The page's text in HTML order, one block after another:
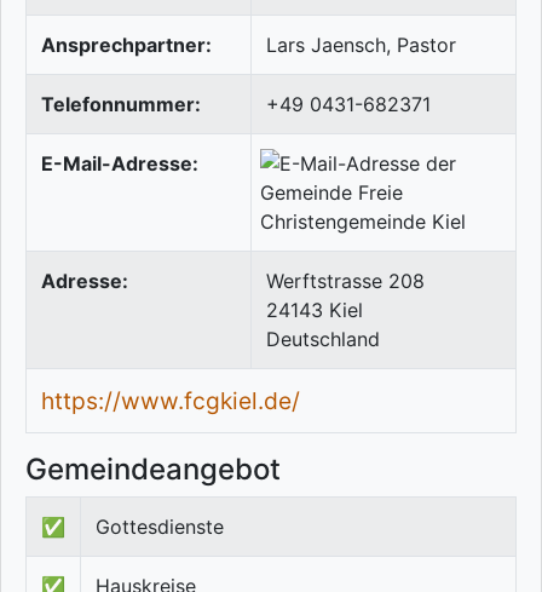
Ansprechpartner: Lars Jaensch, Pastor
Telefonnummer: +49 0431-682371
E-Mail-Adresse:
Adresse:
Werftstrasse 208
24143 Kiel
Deutschland
https://www.fcgkiel.de/
Gemeindeangebot
✅ Gottesdienste
✅ Hauskreise